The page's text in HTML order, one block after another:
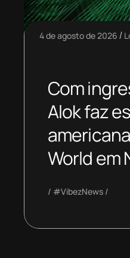
4 de agosto de 2026
Com
Alok faz
World em
#VibezNews